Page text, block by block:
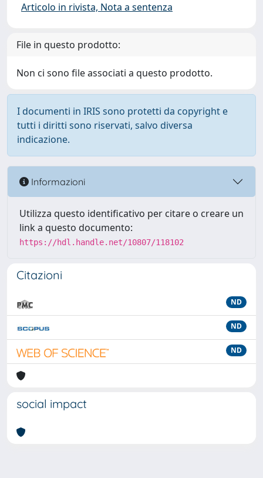
Articolo in rivista, Nota a sentenza
File in questo prodotto:
Non ci sono file associati a questo prodotto.
I documenti in IRIS sono protetti da copyright e
tutti i diritti sono riservati, salvo diversa
indicazione.
Informazioni
Utilizza questo identificativo per citare o creare un
link a questo documento:
https://hdl.handle.net/10807/118102
Citazioni
ND
ND
ND
social impact